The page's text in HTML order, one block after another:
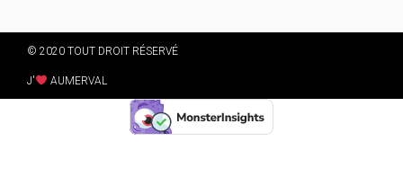
© 2020 TOUT DROIT RÉSERVÉ
J' AUMERVAL